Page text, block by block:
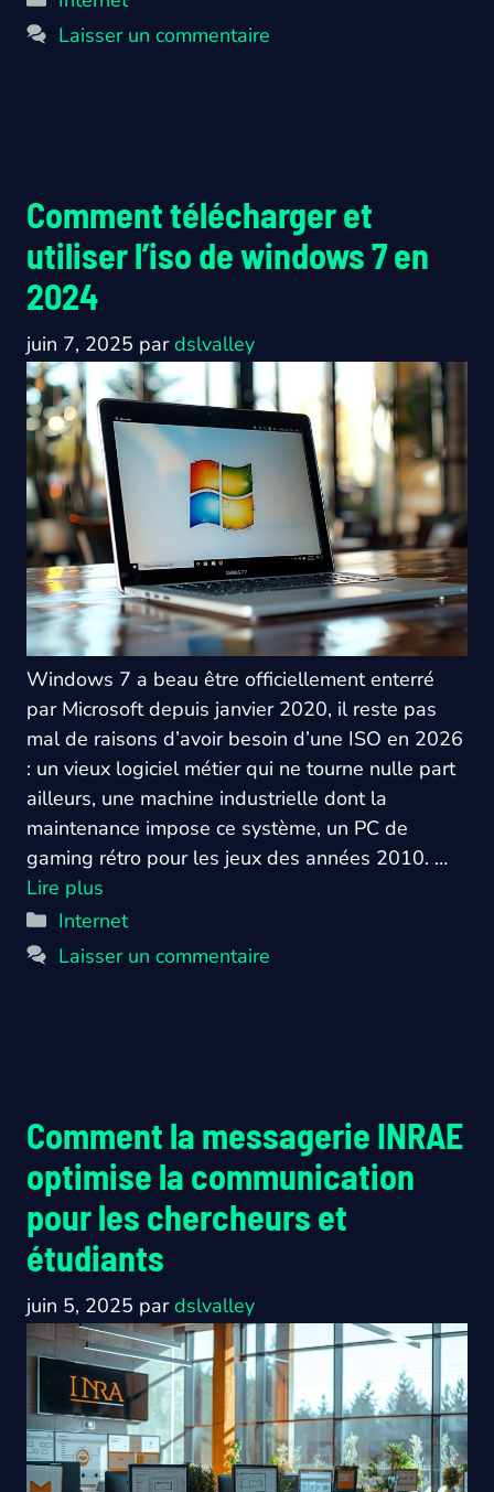
Laisser un commentaire
Comment télécharger et
utiliser l’iso de windows 7 en
2024
juin 7, 2025 pardslvalley
Windows 7 a beau être officiellement enterré
par Microsoft depuis janvier 2020, il reste pas
mal de raisons d’avoir besoin d’une ISO en 2026
: un vieux logiciel métier qui ne tourne nulle part
ailleurs, une machine industrielle dont la
maintenance impose ce système, un PC de
gaming rétro pour les jeux des années 2010. …
Lire plus
Catégories
Internet
Laisser un commentaire
Comment la messagerie INRAE
optimise la communication
pour les chercheurs et
étudiants
juin 5, 2025 pardslvalley